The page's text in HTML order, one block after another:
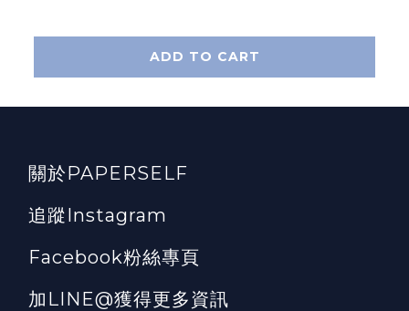
ADD TO CART
關於PAPERSELF
追蹤Instagram
Facebook粉絲專頁
加LINE@獲得更多資訊